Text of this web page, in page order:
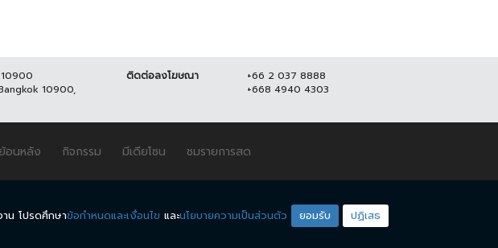
10900
10900,
ติดต่อลงโฆษณา
+66 2 037 8888
+668 4940 4303
อนหลัง กิจกรรม มีเดียโซน ชมรายการสด
นตัว
น โปรดศึกษาข้อกำหนดและเงื่อนไข และนโยบายความเป็นส่วนตัว ยอมรับ ปฏิเสธ